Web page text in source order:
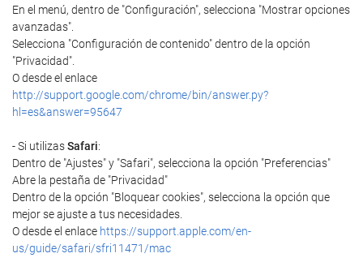
En el menú, dentro de "Configuración", selecciona "Mostrar opciones
avanzadas".
Selecciona "Configuración de contenido" dentro de la opción
"Privacidad".
O desde el enlace
http://support.google.com/chrome/bin/answer.py?
hl=es&answer=95647
- Si utilizasSafari:
Dentro de "Ajustes" y "Safari", selecciona la opción "Preferencias"
Abre la pestaña de "Privacidad"
Dentro de la opción "Bloquear cookies", selecciona la opción que
mejor se ajuste a tus necesidades.
O desde el enlace https://support.apple.com/en-
us/guide/safari/sfri11471/mac